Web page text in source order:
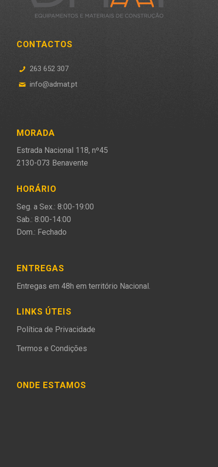
CONTACTOS
263 652 307
info@admat.pt
MORADA
Estrada Nacional 118, nº45
2130-073 Benavente
HORÁRIO
Seg. a Sex.: 8:00-19:00
Sab.: 8:00-14:00
Dom.: Fechado
ENTREGAS
Entregas em 48h em território Nacional.
LINKS ÚTEIS
Política de Privacidade
Termos e Condições
ONDE ESTAMOS